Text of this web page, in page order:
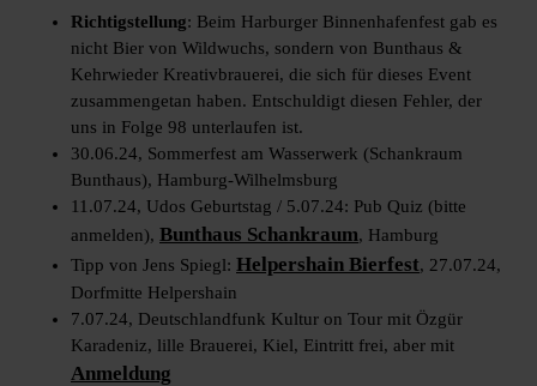
Richtigstellung: Beim Harburger Binnenhafenfest gab es
nicht Bier von Wildwuchs, sondern von Bunthaus &
Kehrwieder Kreativbrauerei, die sich für dieses Event
zusammengetan haben. Entschuldigt diesen Fehler, der
uns in Folge 98 unterlaufen ist.
30.06.24, Sommerfest am Wasserwerk (Schankraum
Bunthaus), Hamburg-Wilhelmsburg
11.07.24, Udos Geburtstag / 5.07.24: Pub Quiz (bitte
anmelden), Bunthaus Schankraum, Hamburg
Tipp von Jens Spiegl: Helpershain Bierfest, 27.07.24,
Dorfmitte Helpershain
7.07.24, Deutschlandfunk Kultur on Tour mit Özgür
Karadeniz, lille Brauerei, Kiel, Eintritt frei, aber mit
Anmeldung